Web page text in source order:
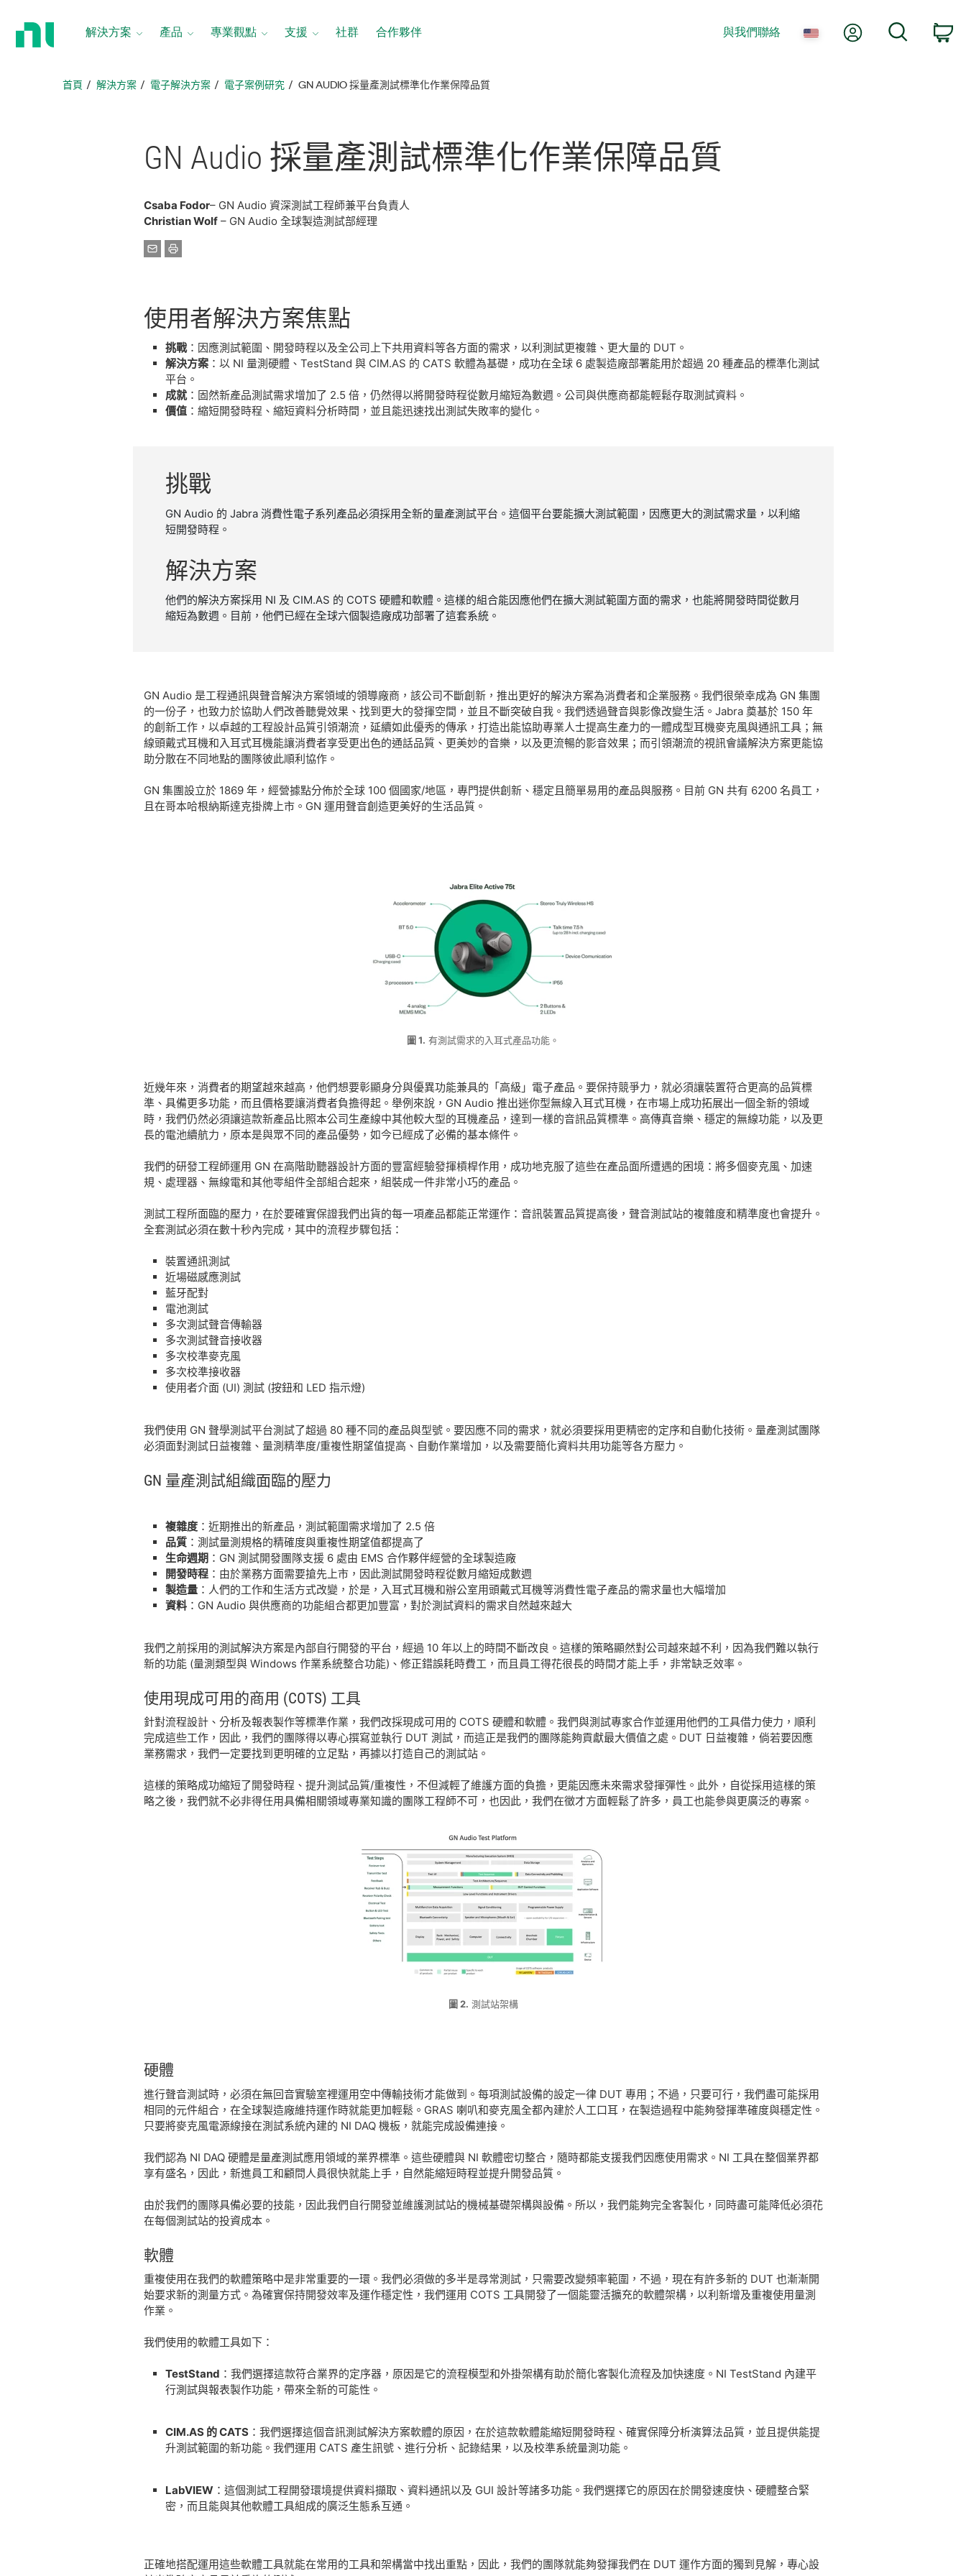
解決方案 產品 專業觀點 支援 社群 合作夥伴 與我們聯絡 我的帳號
首頁 解決方案 電子解決方案 電子案例研究 GN AUDIO 採量產測試標準化作業保障品質
GN Audio 採量產測試標準化作業保障品質
Csaba Fodor– GN Audio 資深測試工程師兼平台負責人
Christian Wolf– GN Audio 全球製造測試部經理
使用者解決方案焦點
挑戰：因應測試範圍、開發時程以及全公司上下共用資料等各方面的需求，以利測試更複雜、更大量的 DUT。
解決方案：以 NI 量測硬體、TestStand 與 CIM.AS 的 CATS 軟體為基礎，成功在全球 6 處製造廠部署能用於超過 20 種產品的標準化測試
平台。
成就：固然新產品測試需求增加了 2.5 倍，仍然得以將開發時程從數月縮短為數週。公司與供應商都能輕鬆存取測試資料。
價值：縮短開發時程、縮短資料分析時間，並且能迅速找出測試失敗率的變化。
挑戰
GN Audio 的 Jabra 消費性電子系列產品必須採用全新的量產測試平台。這個平台要能擴大測試範圍，因應更大的測試需求量，以利縮
短開發時程。
解決方案
他們的解決方案採用 NI 及 CIM.AS 的 COTS 硬體和軟體。這樣的組合能因應他們在擴大測試範圍方面的需求，也能將開發時間從數月
縮短為數週。目前，他們已經在全球六個製造廠成功部署了這套系統。
GN Audio 是工程通訊與聲音解決方案領域的領導廠商，該公司不斷創新，推出更好的解決方案為消費者和企業服務。我們很榮幸成為 GN 集團
的一份子，也致力於協助人們改善聽覺效果、找到更大的發揮空間，並且不斷突破自我。我們透過聲音與影像改變生活。Jabra 奠基於 150 年
的創新工作，以卓越的工程設計品質引領潮流，延續如此優秀的傳承，打造出能協助專業人士提高生產力的一體成型耳機麥克風與通訊工具；無
線頭戴式耳機和入耳式耳機能讓消費者享受更出色的通話品質、更美妙的音樂，以及更流暢的影音效果；而引領潮流的視訊會議解決方案更能協
助分散在不同地點的團隊彼此順利協作。
GN 集團設立於 1869 年，經營據點分佈於全球 100 個國家/地區，專門提供創新、穩定且簡單易用的產品與服務。目前 GN 共有 6200 名員工，
且在哥本哈根納斯達克掛牌上市。GN 運用聲音創造更美好的生活品質。
圖 1. 有測試需求的入耳式產品功能。
近幾年來，消費者的期望越來越高，他們想要彰顯身分與優異功能兼具的「高級」電子產品。要保持競爭力，就必須讓裝置符合更高的品質標
準、具備更多功能，而且價格要讓消費者負擔得起。舉例來說，GN Audio 推出迷你型無線入耳式耳機，在市場上成功拓展出一個全新的領域
時，我們仍然必須讓這款新產品比照本公司生產線中其他較大型的耳機產品，達到一樣的音訊品質標準。高傳真音樂、穩定的無線功能，以及更
長的電池續航力，原本是與眾不同的產品優勢，如今已經成了必備的基本條件。
我們的研發工程師運用 GN 在高階助聽器設計方面的豐富經驗發揮槓桿作用，成功地克服了這些在產品面所遭遇的困境：將多個麥克風、加速
規、處理器、無線電和其他零組件全部組合起來，組裝成一件非常小巧的產品。
測試工程所面臨的壓力，在於要確實保證我們出貨的每一項產品都能正常運作：音訊裝置品質提高後，聲音測試站的複雜度和精準度也會提升。
全套測試必須在數十秒內完成，其中的流程步驟包括：
裝置通訊測試
近場磁感應測試
藍牙配對
電池測試
多次測試聲音傳輸器
多次測試聲音接收器
多次校準麥克風
多次校準接收器
使用者介面 (UI) 測試 (按鈕和 LED 指示燈)
我們使用 GN 聲學測試平台測試了超過 80 種不同的產品與型號。要因應不同的需求，就必須要採用更精密的定序和自動化技術。量產測試團隊
必須面對測試日益複雜、量測精準度/重複性期望值提高、自動作業增加，以及需要簡化資料共用功能等各方壓力。
GN 量產測試組織面臨的壓力
複雜度：近期推出的新產品，測試範圍需求增加了 2.5 倍
品質：測試量測規格的精確度與重複性期望值都提高了
生命週期：GN 測試開發團隊支援 6 處由 EMS 合作夥伴經營的全球製造廠
開發時程：由於業務方面需要搶先上市，因此測試開發時程從數月縮短成數週
製造量：人們的工作和生活方式改變，於是，入耳式耳機和辦公室用頭戴式耳機等消費性電子產品的需求量也大幅增加
資料：GN Audio 與供應商的功能組合都更加豐富，對於測試資料的需求自然越來越大
我們之前採用的測試解決方案是內部自行開發的平台，經過 10 年以上的時間不斷改良。這樣的策略顯然對公司越來越不利，因為我們難以執行
新的功能 (量測類型與 Windows 作業系統整合功能)、修正錯誤耗時費工，而且員工得花很長的時間才能上手，非常缺乏效率。
使用現成可用 的商用 (COTS) 工具
針對流程設計、分析及報表製作等標準作業，我們改採現成可用的 COTS 硬體和軟體。我們與測試專家合作並運用他們的工具借力使力，順利
完成這些工作，因此，我們的團隊得以專心撰寫並執行 DUT 測試，而這正是我們的團隊能夠貢獻最大價值之處。DUT 日益複雜，倘若要因應
業務需求，我們一定要找到更明確的立足點，再據以打造自己的測試站。
這樣的策略成功縮短了開發時程、提升測試品質/重複性，不但減輕了維護方面的負擔，更能因應未來需求發揮彈性。此外，自從採用這樣的策
略之後，我們就不必非得任用具備相關領域專業知識的團隊工程師不可，也因此，我們在徵才方面輕鬆了許多，員工也能參與更廣泛的專案。
圖 2. 測試站架構
硬體
進行聲音測試時，必須在無回音實驗室裡運用空中傳輸技術才能做到。每項測試設備的設定一律 DUT 專用；不過，只要可行，我們盡可能採用
相同的元件組合，在全球製造廠維持運作時就能更加輕鬆。GRAS 喇叭和麥克風全都內建於人工口耳，在製造過程中能夠發揮準確度與穩定性。
只要將麥克風電源線接在測試系統內建的 NI DAQ 機板，就能完成設備連接。
我們認為 NI DAQ 硬體是量產測試應用領域的業界標準。這些硬體與 NI 軟體密切整合，隨時都能支援我們因應使用需求。NI 工具在整個業界都
享有盛名，因此，新進員工和顧問人員很快就能上手，自然能縮短時程並提升開發品質。
由於我們的團隊具備必要的技能，因此我們自行開發並維護測試站的機械基礎架構與設備。所以，我們能夠完全客製化，同時盡可能降低必須花
在每個測試站的投資成本。
軟體
重複使用在我們的軟體策略中是非常重要的一環。我們必須做的多半是尋常測試，只需要改變頻率範圍，不過，現在有許多新的 DUT 也漸漸開
始要求新的測量方式。為確實保持開發效率及運作穩定性，我們運用 COTS 工具開發了一個能靈活擴充的軟體架構，以利新增及重複使用量測
作業。
我們使用的軟體工具如下：
TestStand ：我們選擇這款符合業界的定序器，原因是它的流程模型和外掛架構有助於簡化客製化流程及加快速度。NI TestStand 內建平
行測試與報表製作功能，帶來全新的可能性。
CIM.AS 的 CATS：我們選擇這個音訊測試解決方案軟體的原因，在於這款軟體能縮短開發時程、確實保障分析演算法品質，並且提供能提
升測試範圍的新功能。我們運用 CATS 產生訊號、進行分析、記錄結果，以及校準系統量測功能。
LabVIEW ：這個測試工程開發環境提供資料擷取、資料通訊以及 GUI 設計等諸多功能。我們選擇它的原因在於開發速度快、硬體整合緊
密，而且能與其他軟體工具組成的廣泛生態系互通。
正確地搭配運用這些軟體工具就能在常用的工具和架構當中找出重點，因此，我們的團隊就能夠發揮我們在 DUT 運作方面的獨到見解，專心設